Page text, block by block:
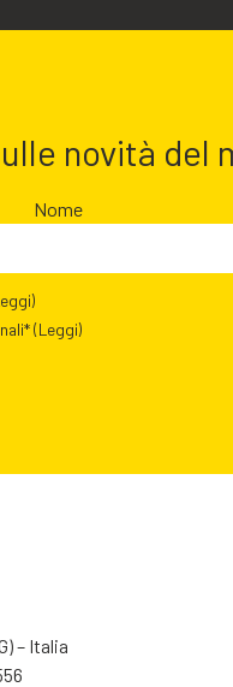
novità del
Nome
(Leggi)
– Italia